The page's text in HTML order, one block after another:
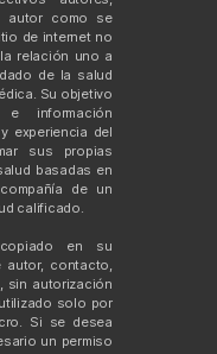
autor como se
de internet no
relación uno a
de la salud
Su objetivo
información
experiencia del
sus propias
basadas en
de un
calificado.
en su
contacto,
sin autorización
solo por
Si se desea
un permiso